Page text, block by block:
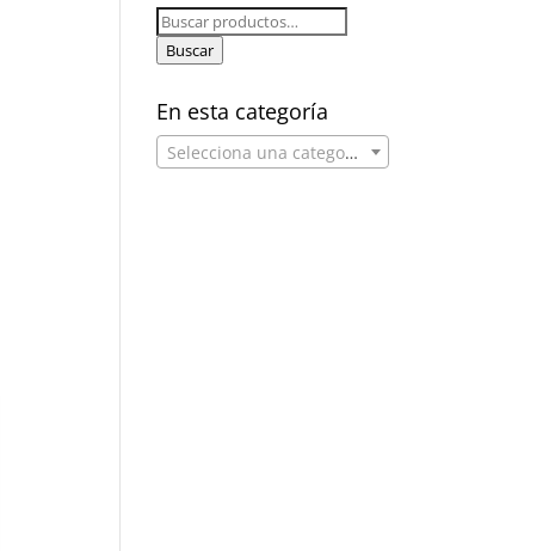
Buscar
por:
Buscar
En esta categoría
Selecciona una categoría